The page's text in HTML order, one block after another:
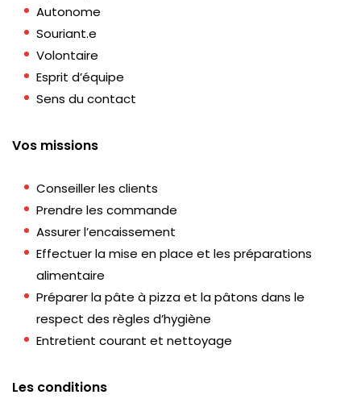
Autonome
Souriant.e
Volontaire
Esprit d’équipe
Sens du contact
Vos missions
Conseiller les clients
Prendre les commande
Assurer l’encaissement
Effectuer la mise en place et les préparations
alimentaire
Préparer la pâte à pizza et la pâtons dans le
respect des règles d’hygiène
Entretient courant et nettoyage
Les conditions